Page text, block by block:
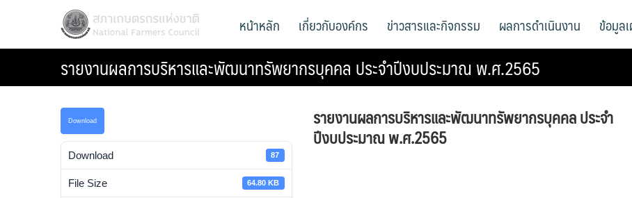
สภาเกษตรกรแห่งชาติ
National Farmers Council หน้าหลัก เกี่ยวกับองค์กร ข่าวสารและกิจกรรม ผลการดำเนินงาน ข้อมูล
รายงานผลการบริหารและพัฒนาทรัพยากรบุคคล ประจำปีงบประมาณ พ.ศ.2565
Download
Download 87
File Size 64.80 KB
รายงานผลการบริหารและพัฒนาทรัพยากรบุคคล ประจำ
ปีงบประมาณ พ.ศ.2565